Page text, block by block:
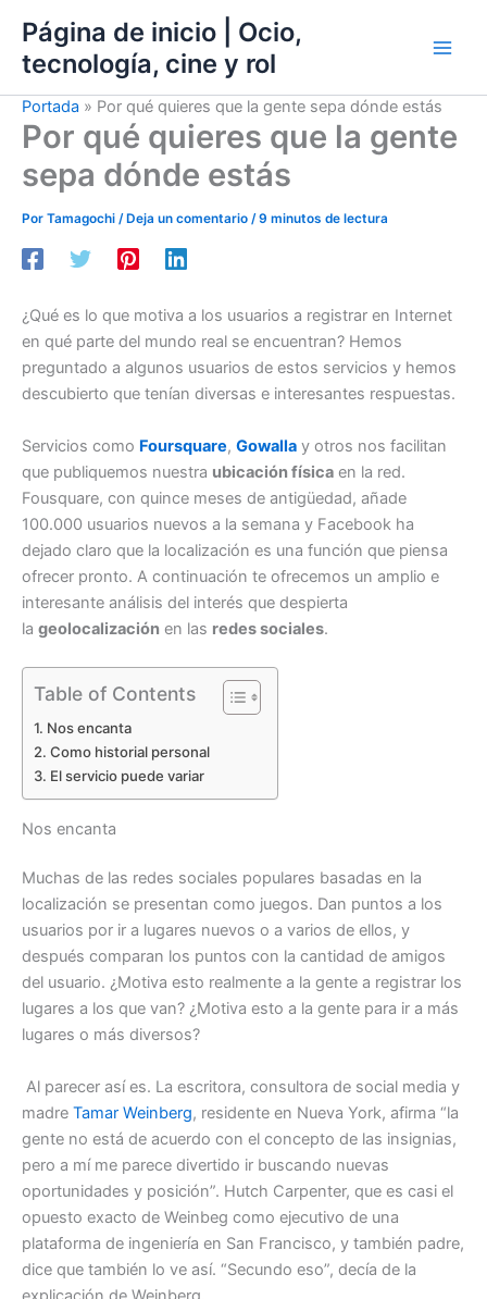
contenido
Página de inicio | Ocio,
tecnología, cine y rol
Portada » Por qué quieres que la gente sepa dónde estás
Por qué quieres que la gente
sepa dónde estás
Por Tamagochi / Deja un comentario /9 minutos de lectura
¿Qué es lo que motiva a los usuarios a registrar en Internet
en qué parte del mundo real se encuentran? Hemos
preguntado a algunos usuarios de estos servicios y hemos
descubierto que tenían diversas e interesantes respuestas.
Servicios como Foursquare, Gowalla y otros nos facilitan
que publiquemos nuestra ubicación física en la red.
Fousquare, con quince meses de antigüedad, añade
100.000 usuarios nuevos a la semana y Facebook ha
dejado claro que la localización es una función que piensa
ofrecer pronto. A continuación te ofrecemos un amplio e
interesante análisis del interés que despierta
la geolocalización en las redes sociales.
Table of Contents
Nos encanta
Como historial personal
El servicio puede variar
Nos encanta
Muchas de las redes sociales populares basadas en la
localización se presentan como juegos. Dan puntos a los
usuarios por ir a lugares nuevos o a varios de ellos, y
después comparan los puntos con la cantidad de amigos
del usuario. ¿Motiva esto realmente a la gente a registrar los
lugares a los que van? ¿Motiva esto a la gente para ir a más
lugares o más diversos?
Al parecer así es. La escritora, consultora de social media y
madre Tamar Weinberg, residente en Nueva York, afirma “la
gente no está de acuerdo con el concepto de las insignias,
pero a mí me parece divertido ir buscando nuevas
oportunidades y posición”. Hutch Carpenter, que es casi el
opuesto exacto de Weinbeg como ejecutivo de una
plataforma de ingeniería en San Francisco, y también padre,
dice que también lo ve así. “Secundo eso”, decía de la